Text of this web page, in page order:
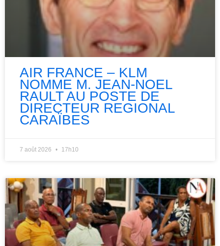
AIR FRANCE – KLM
NOMME M. JEAN-NOEL
RAULT AU POSTE DE
DIRECTEUR REGIONAL
CARAÏBES
7 août 2026 17h10